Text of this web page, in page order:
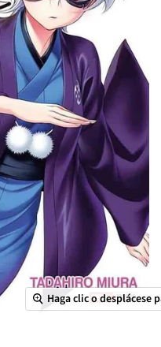
Haga clic o desplácese